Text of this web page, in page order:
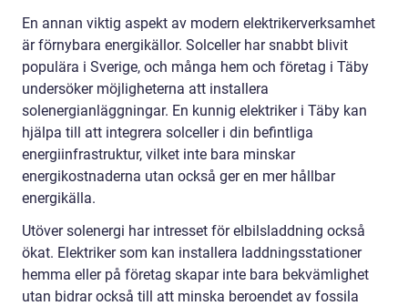
En annan viktig aspekt av modern elektrikerverksamhet
är förnybara energikällor. Solceller har snabbt blivit
populära i Sverige, och många hem och företag i Täby
undersöker möjligheterna att installera
solenergianläggningar. En kunnig elektriker i Täby kan
hjälpa till att integrera solceller i din befintliga
energiinfrastruktur, vilket inte bara minskar
energikostnaderna utan också ger en mer hållbar
energikälla.
Utöver solenergi har intresset för elbilsladdning också
ökat. Elektriker som kan installera laddningsstationer
hemma eller på företag skapar inte bara bekvämlighet
utan bidrar också till att minska beroendet av fossila